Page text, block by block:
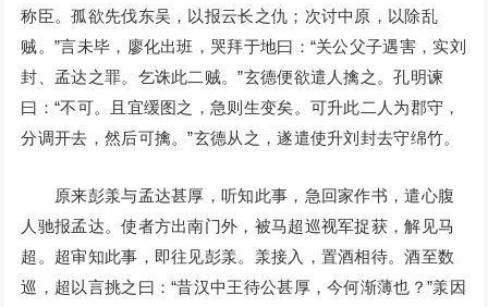
称臣。孤欲先伐东吴，以报云长之仇；次讨中原，以除乱
贼。”言未毕，廖化出班，哭拜于地曰：“关公父子遇害，实刘
封、孟达之罪。乞诛此二贼。”玄德便欲遣人擒之。孔明谏
曰：“不可。且宜缓图之，急则生变矣。可升此二人为郡守，
分调开去，然后可擒。”玄德从之，遂遣使升刘封去守绵竹。
原来彭羕与孟达甚厚，听知此事，急回家作书，遣心腹
人驰报孟达。使者方出南门外，被马超巡视军捉获，解见马
超。超审知此事，即往见彭羕。羕接入，置酒相待。酒至数
巡，超以言挑之曰：“昔汉中王待公甚厚，今何渐薄也？”羕因